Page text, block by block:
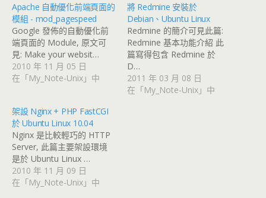
Apache 自動優化前端頁面的
模組 - mod_pagespeed
Google 發佈的自動優化前
端頁面的 Module, 原文可
見: Make your websit…
2010 年 11 月 05 日
在「My_Note-Unix」中
將 Redmine 安裝於
Debian、Ubuntu Linux
Redmine 的簡介可見此篇:
Redmine 基本功能介紹 此
篇寫得包含 Redmine 於
D…
2011 年 03 月 08 日
在「My_Note-Unix」中
架設 Nginx + PHP FastCGI
於 Ubuntu Linux 10.04
Nginx 是比較輕巧的 HTTP
Server, 此篇主要架設環境
是於 Ubuntu Linux …
2010 年 11 月 09 日
在「My_Note-Unix」中